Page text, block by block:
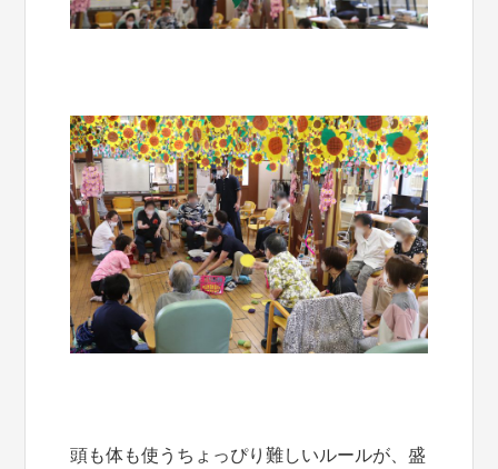
頭も体も使うちょっぴり難しいルールが、盛